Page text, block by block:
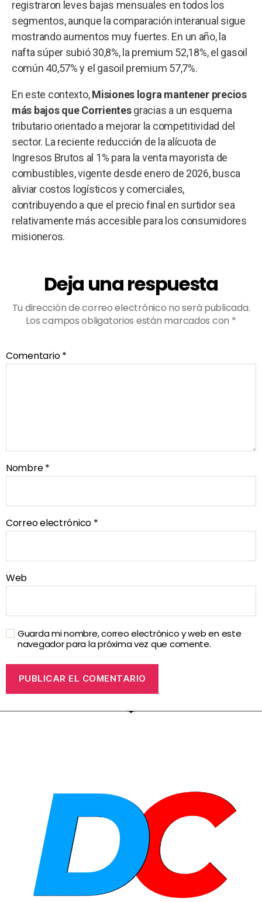
registraron leves bajas mensuales en todos los
segmentos, aunque la comparación interanual sigue
mostrando aumentos muy fuertes. En un año, la
nafta súper subió 30,8%, la premium 52,18%, el gasoil
común 40,57% y el gasoil premium 57,7%.
En este contexto,Misiones logra mantener precios
más bajos que Corrientesgracias a un esquema
tributario orientado a mejorar la competitividad del
sector. La reciente reducción de la alícuota de
Ingresos Brutos al 1% para la venta mayorista de
combustibles, vigente desde enero de 2026, busca
aliviar costos logísticos y comerciales,
contribuyendo a que el precio final en surtidor sea
relativamente más accesible para los consumidores
misioneros.
Deja una respuesta
Tu dirección de correo electrónico no será publicada.
Los campos obligatorios están marcados con *
Comentario*
Nombre*
Correo electrónico *
Web
Guarda mi nombre, correo electrónico y web en este
navegador para la próxima vez que comente.